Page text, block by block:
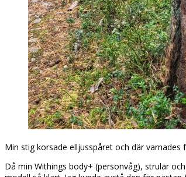
Min stig korsade elljusspåret och där
Då min Withings body+ (personvåg), strular